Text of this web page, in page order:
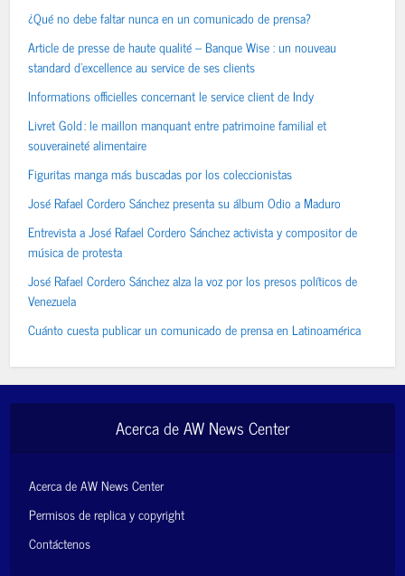
¿Qué no debe faltar nunca en un comunicado de prensa?
Article de presse de haute qualité – Banque Wise : un nouveau
standard d’excellence au service de ses clients
Informations officielles concernant le service client de Indy
Livret Gold : le maillon manquant entre patrimoine familial et
souveraineté alimentaire
Figuritas manga más buscadas por los coleccionistas
José Rafael Cordero Sánchez presenta su álbum Odio a Maduro
Entrevista a José Rafael Cordero Sánchez activista y compositor de
música de protesta
José Rafael Cordero Sánchez alza la voz por los presos políticos de
Venezuela
Cuánto cuesta publicar un comunicado de prensa en Latinoamérica
Acerca de AW News Center
Acerca de AW News Center
Permisos de replica y copyright
Contáctenos